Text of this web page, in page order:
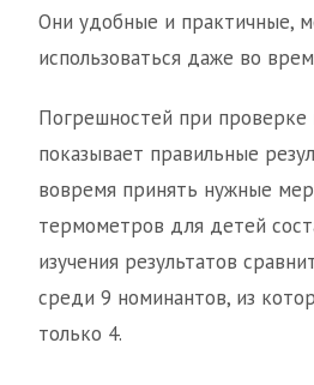
Они удобные и практичные,
использоваться даже во
Погрешностей при проверке
показывает правильные
вовремя принять нужные
термометров для детей
изучения результатов
среди 9 номинантов, из
только 4.